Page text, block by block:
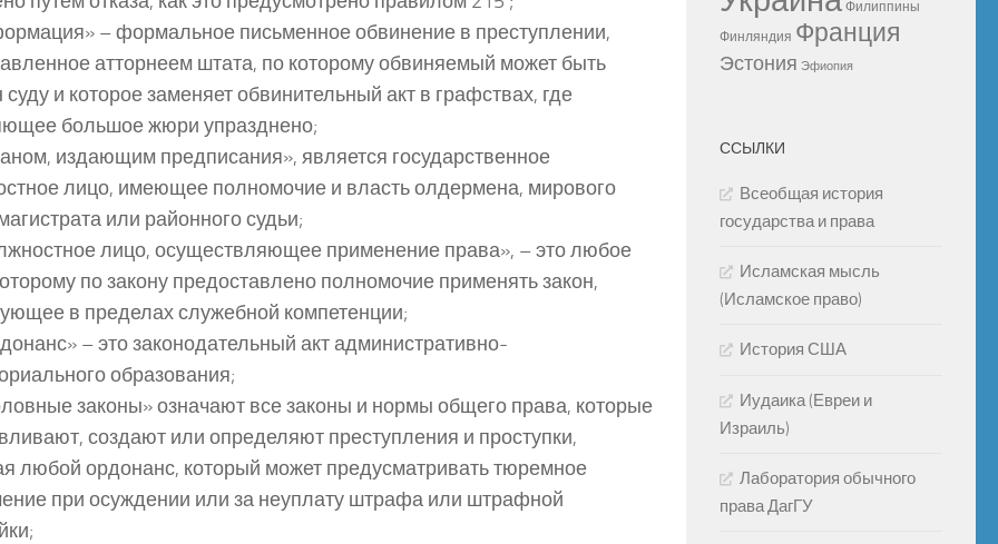
– формальное письменное обвинение в преступлении,
атторнеем штата, по которому обвиняемый может быть
и которое заменяет обвинительный акт в графствах, где
большое жюри упразднено;
издающим предписания», является государственное
лицо, имеющее полномочие и власть олдермена, мирового
или районного судьи;
лицо, осуществляющее применение права», – это любое
по закону предоставлено полномочие применять закон,
в пределах служебной компетенции;
– это законодательный акт административно-
образования;
законы» означают все законы и нормы общего права, которые
создают или определяют преступления и проступки,
любой ордонанс, который может предусматривать тюремное
при осуждении или за неуплату штрафа или штрафной
Филиппины
Финляндия Франция
Эстония Эфиопия
ССЫЛКИ
Всеобщая история
государства и права
Исламская мысль
(Исламское право)
История США
Иудаика (Евреи и
Израиль)
Лаборатория обычного
права ДагГУ